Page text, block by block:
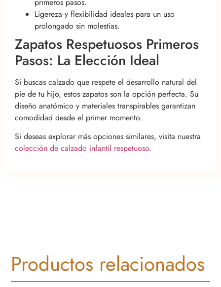
Ligereza y flexibilidad ideales para un uso
prolongado sin molestias.
Zapatos Respetuosos Primeros
Pasos: La Elección Ideal
Si buscas calzado que respete el desarrollo natural del
pie de tu hijo, estos zapatos son la opción perfecta. Su
diseño anatómico y materiales transpirables garantizan
comodidad desde el primer momento.
Si deseas explorar más opciones similares, visita nuestra
colección de calzado infantil respetuoso.
Productos relacionados